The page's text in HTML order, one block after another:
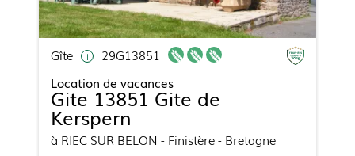
Gîte
29G13851
Location de vacances
Gite 13851 Gite de
Kerspern
à RIEC SUR BELON - Finistère - Bretagne